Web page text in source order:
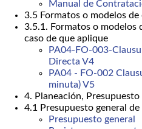
Manual de
3.5 Formatos o modelos
3.5.1. Formatos o modelos
caso de que aplique
PA04-FO-003-
Directa V4
PA04 - FO-002
minuta) V5
4. Planeación,
4.1 Presupuesto general
Presupuesto general